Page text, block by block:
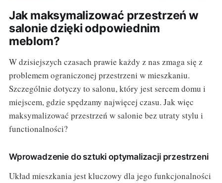
Jak maksymalizować przestrzeń w
salonie dzięki odpowiednim
meblom?
W dzisiejszych czasach prawie każdy z nas zmaga się z
problemem ograniczonej przestrzeni w mieszkaniu.
Szczególnie dotyczy to salonu, który jest sercem domu i
miejscem, gdzie spędzamy najwięcej czasu. Jak więc
maksymalizować przestrzeń w salonie bez utraty stylu i
functionalności?
Wprowadzenie do sztuki optymalizacji przestrzeni
Układ mieszkania jest kluczowy dla jego funkcjonalności